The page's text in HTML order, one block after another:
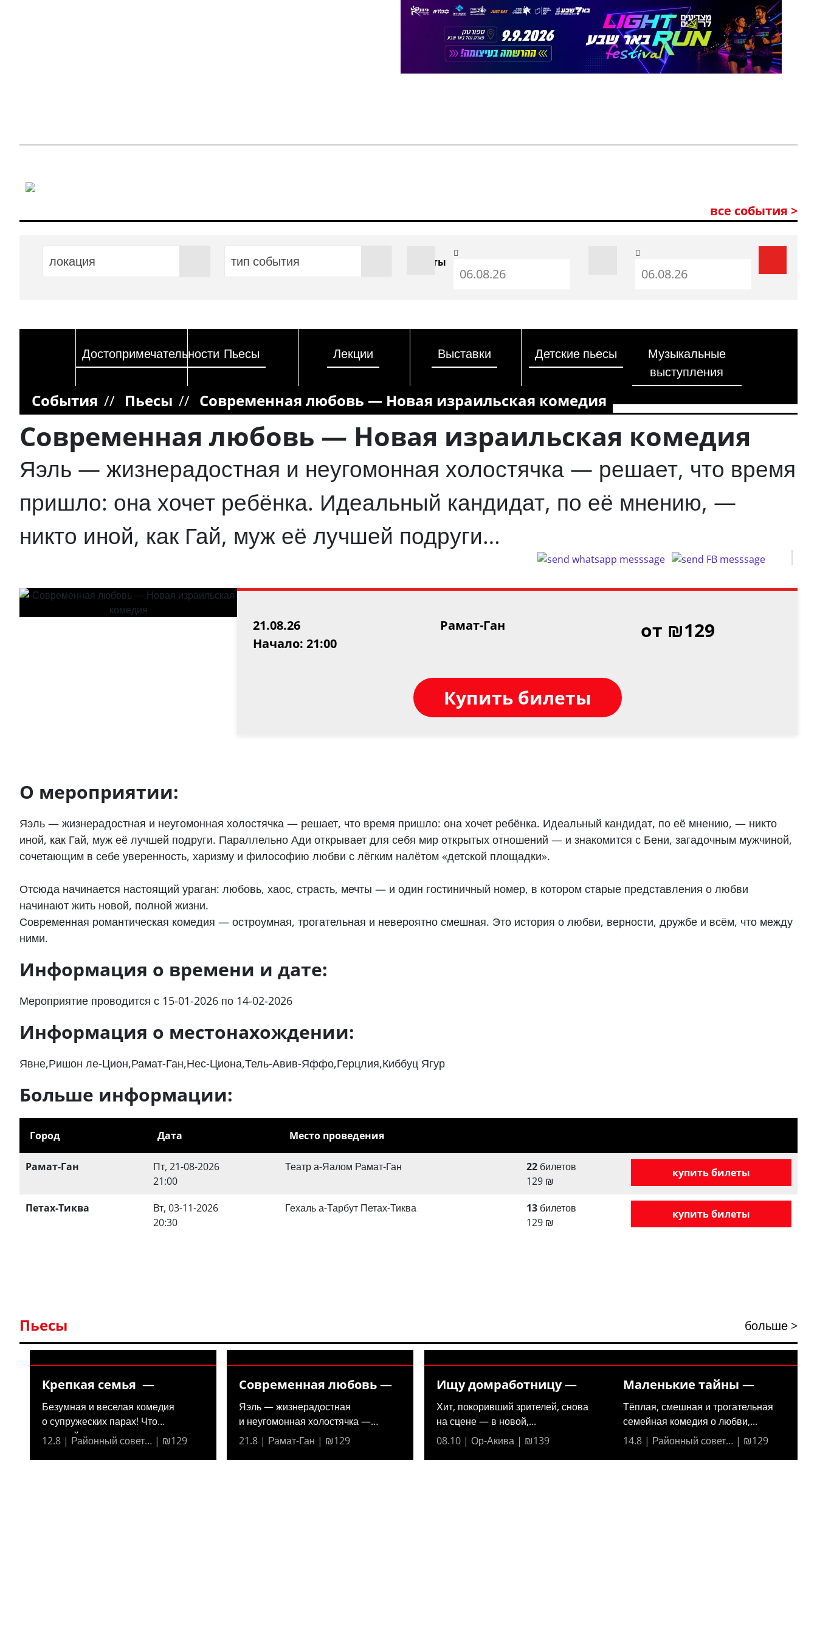
все события >
локация тип события С даты
Достопримечательности Пьесы Лекции Выставки Детские пьесы
Музыкальные
выступления
События // Пьесы // Современная любовь — Новая израильская комедия
Современная любовь — Новая израильская комедия
Яэль — жизнерадостная и неугомонная холостячка — решает, что время
пришло: она хочет ребёнка. Идеальный кандидат, по её мнению, —
никто иной, как Гай, муж её лучшей подруги…
21.08.26
Начало: 21:00
Рамат-Ган от ₪129
Купить билеты
О мероприятии:
Яэль — жизнерадостная и неугомонная холостячка — решает, что время пришло: она хочет ребёнка. Идеальный кандидат, по её мнению, — никто
иной, как Гай, муж её лучшей подруги. Параллельно Ади открывает для себя мир открытых отношений — и знакомится с Бени, загадочным мужчиной,
сочетающим в себе уверенность, харизму и философию любви с лёгким налётом «детской площадки».
Отсюда начинается настоящий ураган: любовь, хаос, страсть, мечты — и один гостиничный номер, в котором старые представления о любви
начинают жить новой, полной жизни.
Современная романтическая комедия — остроумная, трогательная и невероятно смешная. Это история о любви, верности, дружбе и всём, что между
ними.
Информация о времени и дате:
Мероприятие проводится с 15-01-2026 по 14-02-2026
Информация о местонахождении:
Явне,Ришон ле-Цион,Рамат-Ган,Нес-Циона,Тель-Авив-Яффо,Герцлия,Киббуц Ягур
Больше информации:
Город Дата Место проведения
Рамат-Ган
Пт, 21-08-2026
21:00
Театр а-Яалом Рамат-Ган 22 билетов
129 ₪
купить билеты
Петах-Тиква
Вт, 03-11-2026
20:30
Гехаль а-Тарбут Петах-Тиква 13 билетов
129 ₪
купить билеты
Пьесы больше >
Крепкая семья —
Безумная и веселая комедия
о супружеских парах! Что
произойдет,...
12.8 | Районный совет… | ₪129
Современная любовь —
Яэль — жизнерадостная
и неугомонная холостячка —
решает, что...
21.8 | Рамат-Ган | ₪129
Ищу домработницу —
Хит, покоривший зрителей, снова
на сцене — в новой,...
08.10 | Ор-Акива | ₪139
Маленькие тайны —
Тёплая, смешная и трогательная
семейная комедия о любви,...
14.8 | Районный совет… | ₪129